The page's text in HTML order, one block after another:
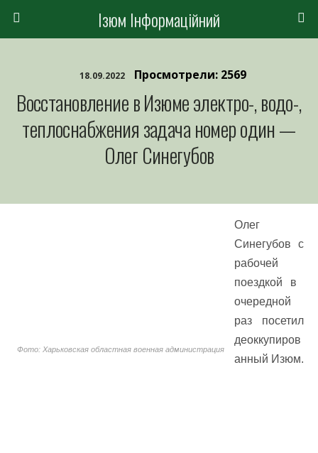
Ізюм Інформаційний
18.09.2022 Просмотрели: 2569
Восстановление в Изюме электро-, водо-,
теплоснабжения задача номер один —
Олег Синегубов
Фото: Харьковская областная военная администрация
Олег
Синегубов с
рабочей
поездкой в ​​
очередной
раз посетил
деоккупиров
анный Изюм.